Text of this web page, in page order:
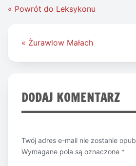
« Powrót do Leksykonu
Nawigacja
« Żurawlow Małach
DODAJ KOMENTARZ
Twój adres e-mail nie zostanie
Wymagane pola są oznaczone *